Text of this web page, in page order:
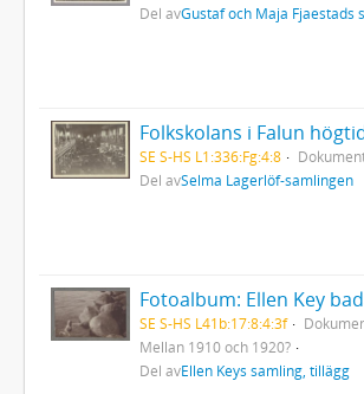
Del avGustaf och Maja Fjaestads
SE S-HS L1:336:Fg:4:8
Del avSelma Lagerlöf-samlingen
SE S-HS L41b:17:8:4:3f
Mellan 1910 och 1920?
Del avEllen Keys samling, tillägg